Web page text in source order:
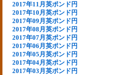
2017年11月英ポンド円
2017年10月英ポンド円
2017年09月英ポンド円
2017年08月英ポンド円
2017年07月英ポンド円
2017年06月英ポンド円
2017年05月英ポンド円
2017年04月英ポンド円
2017年03月英ポンド円